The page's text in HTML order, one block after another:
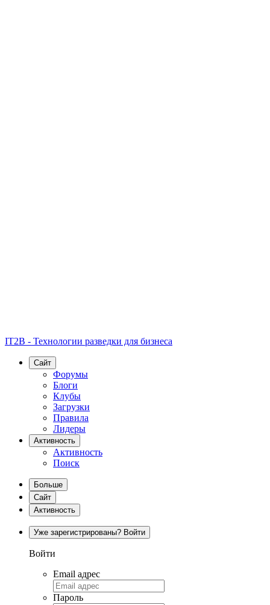
IT2B - Технологии разведки для бизнеса
Сайт
Форумы
Блоги
Клубы
Загрузки
Правила
Лидеры
Активность
Активность
Поиск
Больше
Сайт
Активность
Уже зарегистрированы? Войти
Войти
Email адрес
Пароль